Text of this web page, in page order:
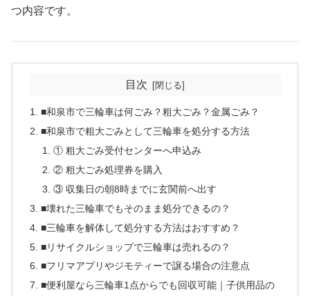
つ内容です。
目次
■和泉市で三輪車は何ごみ？粗大ごみ？金属ごみ？
■和泉市で粗大ごみとして三輪車を処分する方法
① 粗大ごみ受付センターへ申込み
② 粗大ごみ処理券を購入
③ 収集日の朝8時までに玄関前へ出す
■壊れた三輪車でもそのまま処分できるの？
■三輪車を解体して処分する方法はおすすめ？
■リサイクルショップで三輪車は売れるの？
■フリマアプリやジモティーで譲る場合の注意点
■便利屋なら三輪車1点からでも回収可能｜子供用品の